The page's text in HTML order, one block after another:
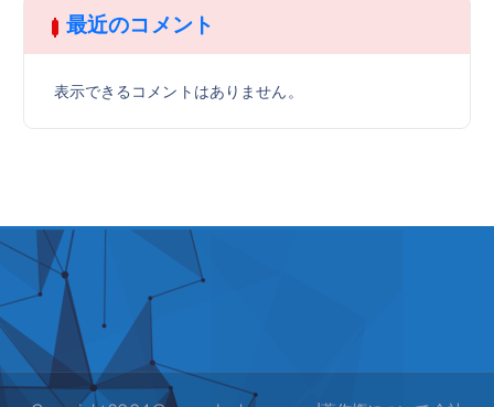
最近のコメント
表示できるコメントはありません。